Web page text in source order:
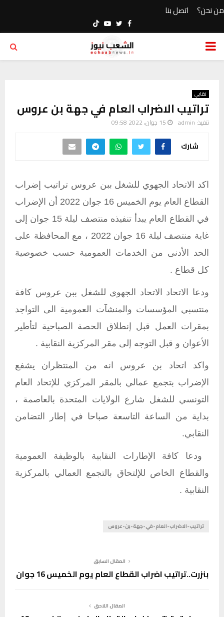
من نحن؟ اتصل بنا
Facebook
Twitter
Youtube
PRIMARY
نقابي
تراتيب الاضراب العام في جهة بن عروس
تنفيذ: admin 15 جوان، 2022 09:58
شارك
اكد الاتحاد الجهوي للشغل ببن عروس تراتيب إضراب
القطاع العام يوم الخميس 16 جوان 2022 أن الإضراب
في القطاع العام يبدأ تنفيذه منتصف ليلة 15 جوان إلى
غاية منتصف ليلة 16 جوان 2022 ، مع المحافظة على
الحد الأدنى من الخدمات العمومية حسب خصوصية
كل قطاع .
ودعا الاتحاد الاتحاد الجهوي للشغل ببن عروس كافة
منتسبي المؤسسات والمنشآت العمومية الى التواجد
بمقرات العمل قبل إنطلاق الحصة الصباحية لتأطير
الأعوان و قبل التوجه إلى مقر المركزية النقابية .
واكد اتحاد بن عروس انه من المنتظران يشفع
الإضراب بتجمع عمالي بالمقر المركزي للإتحاد العام
التونسي للشغل شارع الولايات المتحدة بالعاصمة ،
بداية من الساعة التاسعة صباحا في إطار التضامن
النقابي.
ودعا كافة الإطارات النقابية بالوظيفة العمومية
والقطاع الخاص للإلتحاق بالتجمع العمالي بالمركزية
النقابية .
تراتيب-الاضراب-العام-في-جهة-بن-عروس
المقال السابق
بنزرت..تراتيب اضراب القطاع العام يوم الخميس 16 جوان
المقال اللاحق